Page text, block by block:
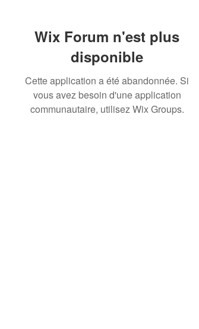
Wix Forum n'est plus
disponible
Cette application a été abandonnée. Si
vous avez besoin d'une application
communautaire, utilisez Wix Groups.